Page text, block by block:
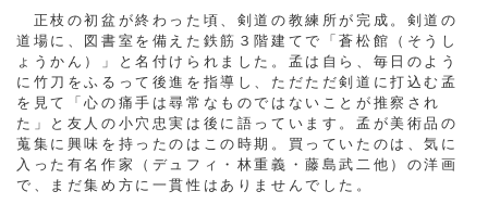
正枝の初盆が終わった頃、剣道の教練所が完成。剣道の
道場に、図書室を備えた鉄筋３階建てで「蒼松館（そうし
ょうかん）」と名付けられました。孟は自ら、毎日のよう
に竹刀をふるって後進を指導し、ただただ剣道に打込む孟
を見て「心の痛手は尋常なものではないことが推察され
た」と友人の小穴忠実は後に語っています。孟が美術品の
蒐集に興味を持ったのはこの時期。買っていたのは、気に
入った有名作家（デュフィ・林重義・藤島武二他）の洋画
で、まだ集め方に一貫性はありませんでした。